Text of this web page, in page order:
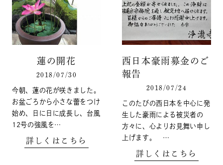
蓮の開花
2018/07/30
今朝、蓮の花が咲きました。
お盆ごろから小さな蕾をつけ
始め、日に日に成長し、台風
12号の強風を…
詳しくはこちら
西日本豪雨募金のご
報告
2018/07/24
このたびの西日本を中心に発
生した豪雨による被災者の
方々に、心よりお見舞い申し
上げます。 …
詳しくはこちら